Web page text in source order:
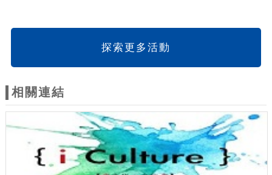
探索更多活動
相關連結